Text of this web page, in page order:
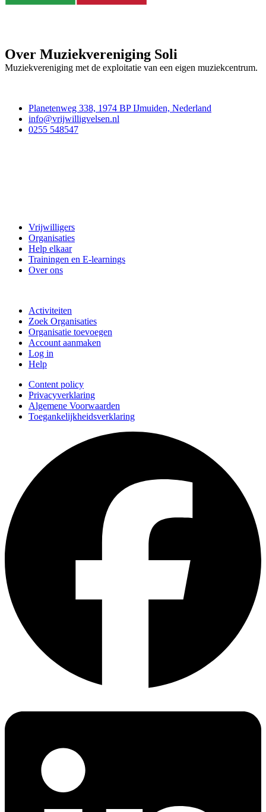
Over Muziekvereniging Soli
Muziekvereniging met de exploitatie van een eigen muziekcentrum.
Planetenweg 338, 1974 BP IJmuiden, Nederland
info@vrijwilligvelsen.nl
0255 548547
Vrijwilligers
Organisaties
Help elkaar
Trainingen en E-learnings
Over ons
Activiteiten
Zoek Organisaties
Organisatie toevoegen
Account aanmaken
Log in
Help
Content policy
Privacyverklaring
Algemene Voorwaarden
Toegankelijkheidsverklaring